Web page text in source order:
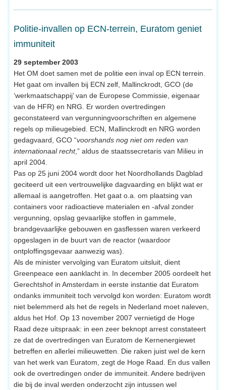
Politie-invallen op ECN-terrein, Euratom geniet
immuniteit
29 september 2003
Het OM doet samen met de politie een inval op ECN terrein.
Het gaat om invallen bij ECN zelf, Mallinckrodt, GCO (de
‘werkmaatschappij’ van de Europese Commissie, eigenaar
van de HFR) en NRG. Er worden overtredingen
geconstateerd van vergunningvoorschriften en algemene
regels op milieugebied. ECN, Mallinckrodt en NRG worden
gedagvaard, GCO “voorshands nog niet om reden van
internationaal recht,” aldus de staatssecretaris van Milieu in
april 2004.
Pas op 25 juni 2004 wordt door het Noordhollands Dagblad
geciteerd uit een vertrouwelijke dagvaarding en blijkt wat er
allemaal is aangetroffen. Het gaat o.a. om plaatsing van
containers voor radioactieve materialen en -afval zonder
vergunning, opslag gevaarlijke stoffen in gammele,
brandgevaarlijke gebouwen en gasflessen waren verkeerd
opgeslagen in de buurt van de reactor (waardoor
ontploffingsgevaar aanwezig was).
Als de minister vervolging van Euratom uitsluit, dient
Greenpeace een aanklacht in. In december 2005 oordeelt het
Gerechtshof in Amsterdam in eerste instantie dat Euratom
ondanks immuniteit toch vervolgd kon worden: Euratom wordt
niet belemmerd als het de regels in Nederland moet naleven,
aldus het Hof. Op 13 november 2007 vernietigd de Hoge
Raad deze uitspraak: in een zeer beknopt arrest constateert
ze dat de overtredingen van Euratom de Kernenergiewet
betreffen en allerlei milieuwetten. Die raken juist wel de kern
van het werk van Euratom, zegt de Hoge Raad. En dus vallen
ook de overtredingen onder de immuniteit. Andere bedrijven
die bij de inval werden onderzocht zijn intussen wel